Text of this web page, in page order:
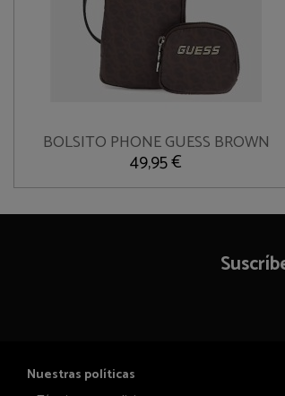
BOLSITO PHONE GUESS BROWN
49,95 €
 Añadir al carrito
Nuestras políticas